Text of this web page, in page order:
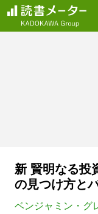
新 賢明なる
の見つけ方と
ベンジャミン・グ